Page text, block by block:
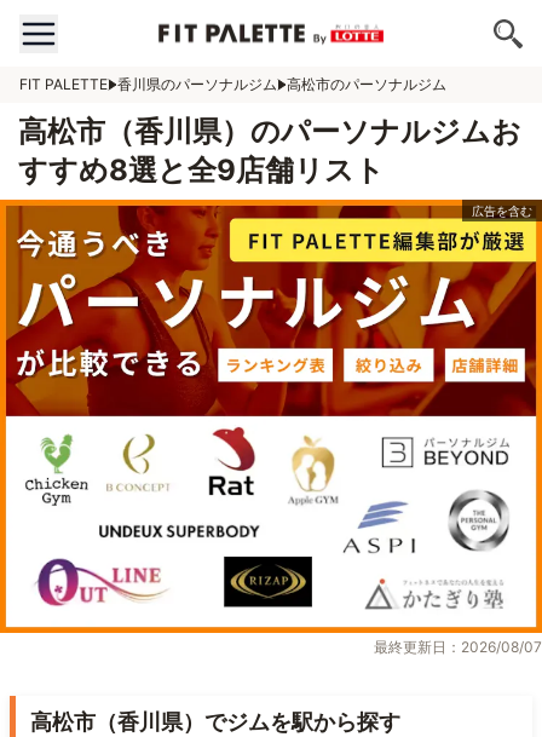
FIT PALETTE 香川県のパーソナルジム 高松市のパーソナルジム
高松市（香川県）のパーソナルジムお
すすめ8選と全9店舗リスト
最終更新日：2026/08/07
高松市（香川県）でジムを駅から探す